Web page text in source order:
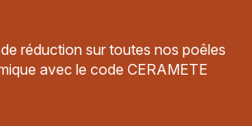
réduction sur toutes nos poêles
avec le code CERAMETE